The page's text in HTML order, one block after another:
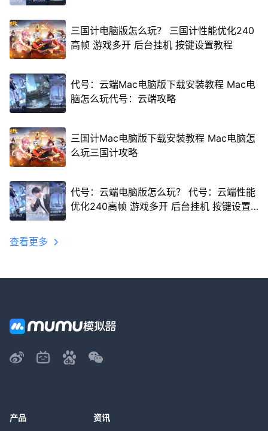
三国计电脑版怎么玩？ 三国计性能优化240
高帧 游戏多开 后台挂机 按键设置教程
代号：云端Mac电脑版下载安装教程 Mac电
脑怎么玩代号：云端攻略
三国计Mac电脑版下载安装教程 Mac电脑怎
么玩三国计攻略
代号：云端电脑版怎么玩？ 代号：云端性能
优化240高帧 游戏多开 后台挂机 按键设置
查看更多
产品 资讯